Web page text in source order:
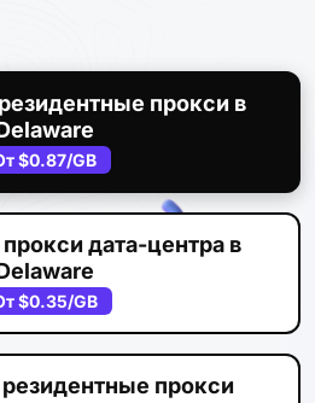
прокси в
$0.87/GB
дата-центра в
$0.35/GB
прокси